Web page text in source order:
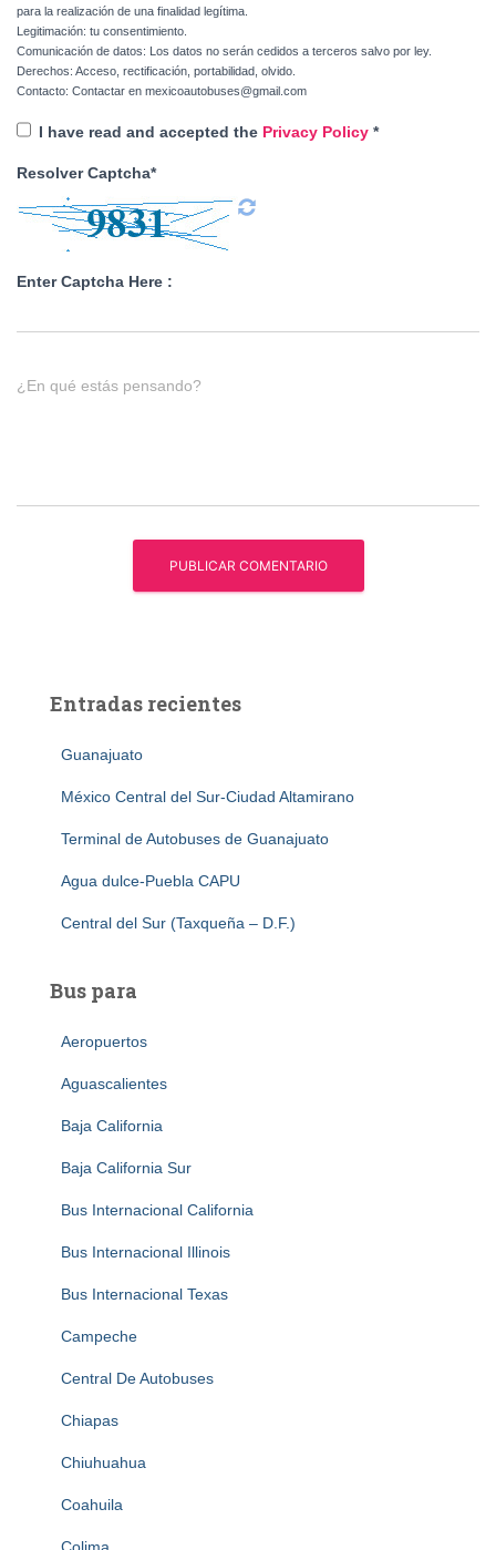
para la realización de una finalidad legítima.
Legitimación: tu consentimiento.
Comunicación de datos: Los datos no serán cedidos a terceros salvo por ley.
Derechos: Acceso, rectificación, portabilidad, olvido.
Contacto: Contactar en mexicoautobuses@gmail.com
I have read and accepted the Privacy Policy *
Resolver Captcha*
Enter Captcha Here :
¿En qué estás pensando?
Entradas recientes
Guanajuato
México Central del Sur-Ciudad Altamirano
Terminal de Autobuses de Guanajuato
Agua dulce-Puebla CAPU
Central del Sur (Taxqueña – D.F.)
Bus para
Aeropuertos
Aguascalientes
Baja California
Baja California Sur
Bus Internacional California
Bus Internacional Illinois
Bus Internacional Texas
Campeche
Central De Autobuses
Chiapas
Chiuhuahua
Coahuila